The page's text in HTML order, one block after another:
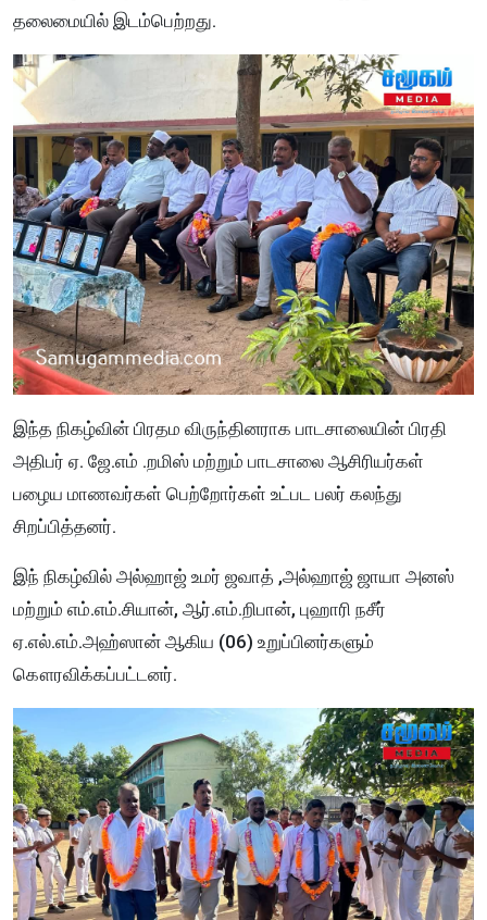
தலைமையில் இடம்பெற்றது.
இந்த நிகழ்வின் பிரதம விருந்தினராக பாடசாலையின் பிரதி
அதிபர் ஏ. ஜே.எம் .றமிஸ் மற்றும் பாடசாலை ஆசிரியர்கள்
பழைய மாணவர்கள் பெற்றோர்கள் உட்பட பலர் கலந்து
சிறப்பித்தனர்.
இந் நிகழ்வில் அல்ஹாஜ் உமர் ஜவாத் ,அல்ஹாஜ் ஜாயா அனஸ்
மற்றும் எம்.எம்.சியான், ஆர்.எம்.றிபான், புஹாரி நசீர்
ஏ.எல்.எம்.அஹ்ஸான் ஆகிய (06) உறுப்பினர்களும்
கௌரவிக்கப்பட்டனர்.